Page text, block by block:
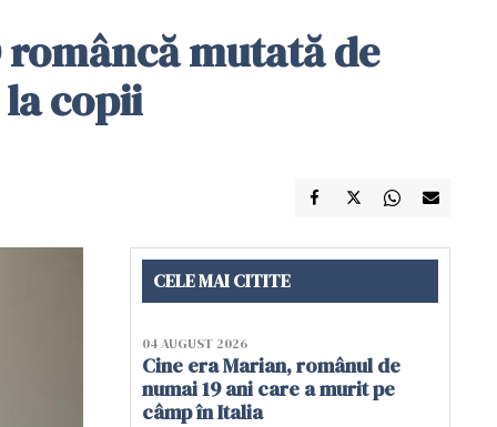
româncă mutată de
copii
CELE MAI CITITE
04 AUGUST 2026
Cine era Marian, românul de
numai 19 ani care a murit pe
câmp în Italia